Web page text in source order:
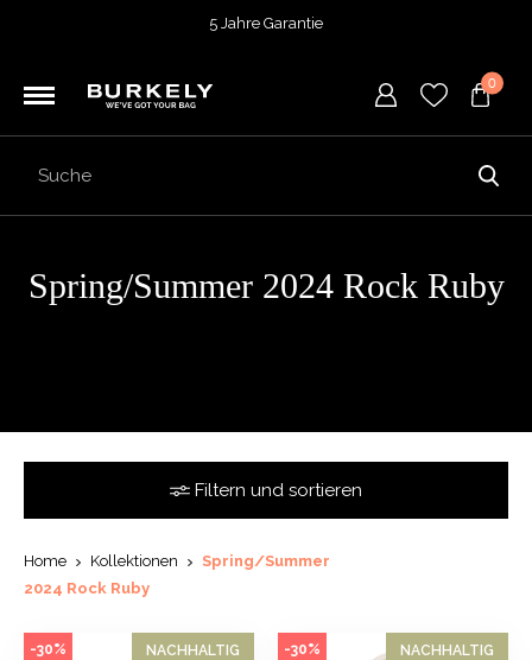
5 Jahre Garantie
Vor 15:00 Uhr bestellt =
heute versendet
0
Spring/Summer 2024 Rock Ruby
Filtern und sortieren
Home Kollektionen
Spring/Summer
2024 Rock Ruby
NACHHALTIG
-30% NACHHALTIG
-30%